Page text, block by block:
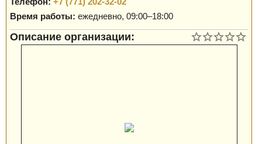
Время работы: ежедневно, 09:00–18:00
Описание организации: